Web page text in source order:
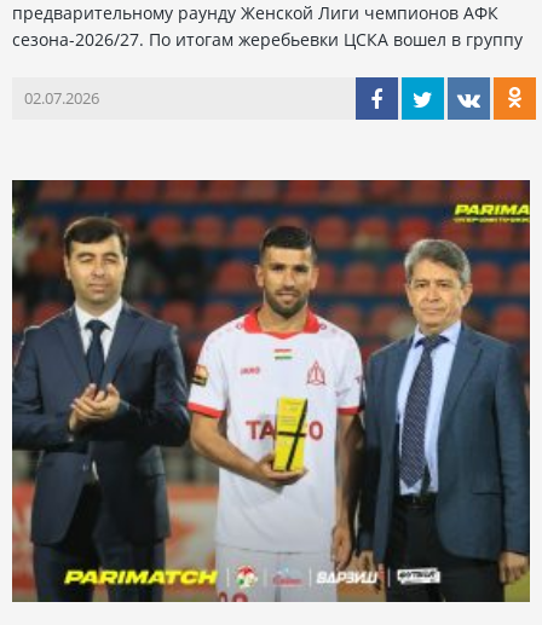
предварительному раунду Женской Лиги чемпионов АФК
сезона-2026/27. По итогам жеребьевки ЦСКА вошел в группу
02.07.2026